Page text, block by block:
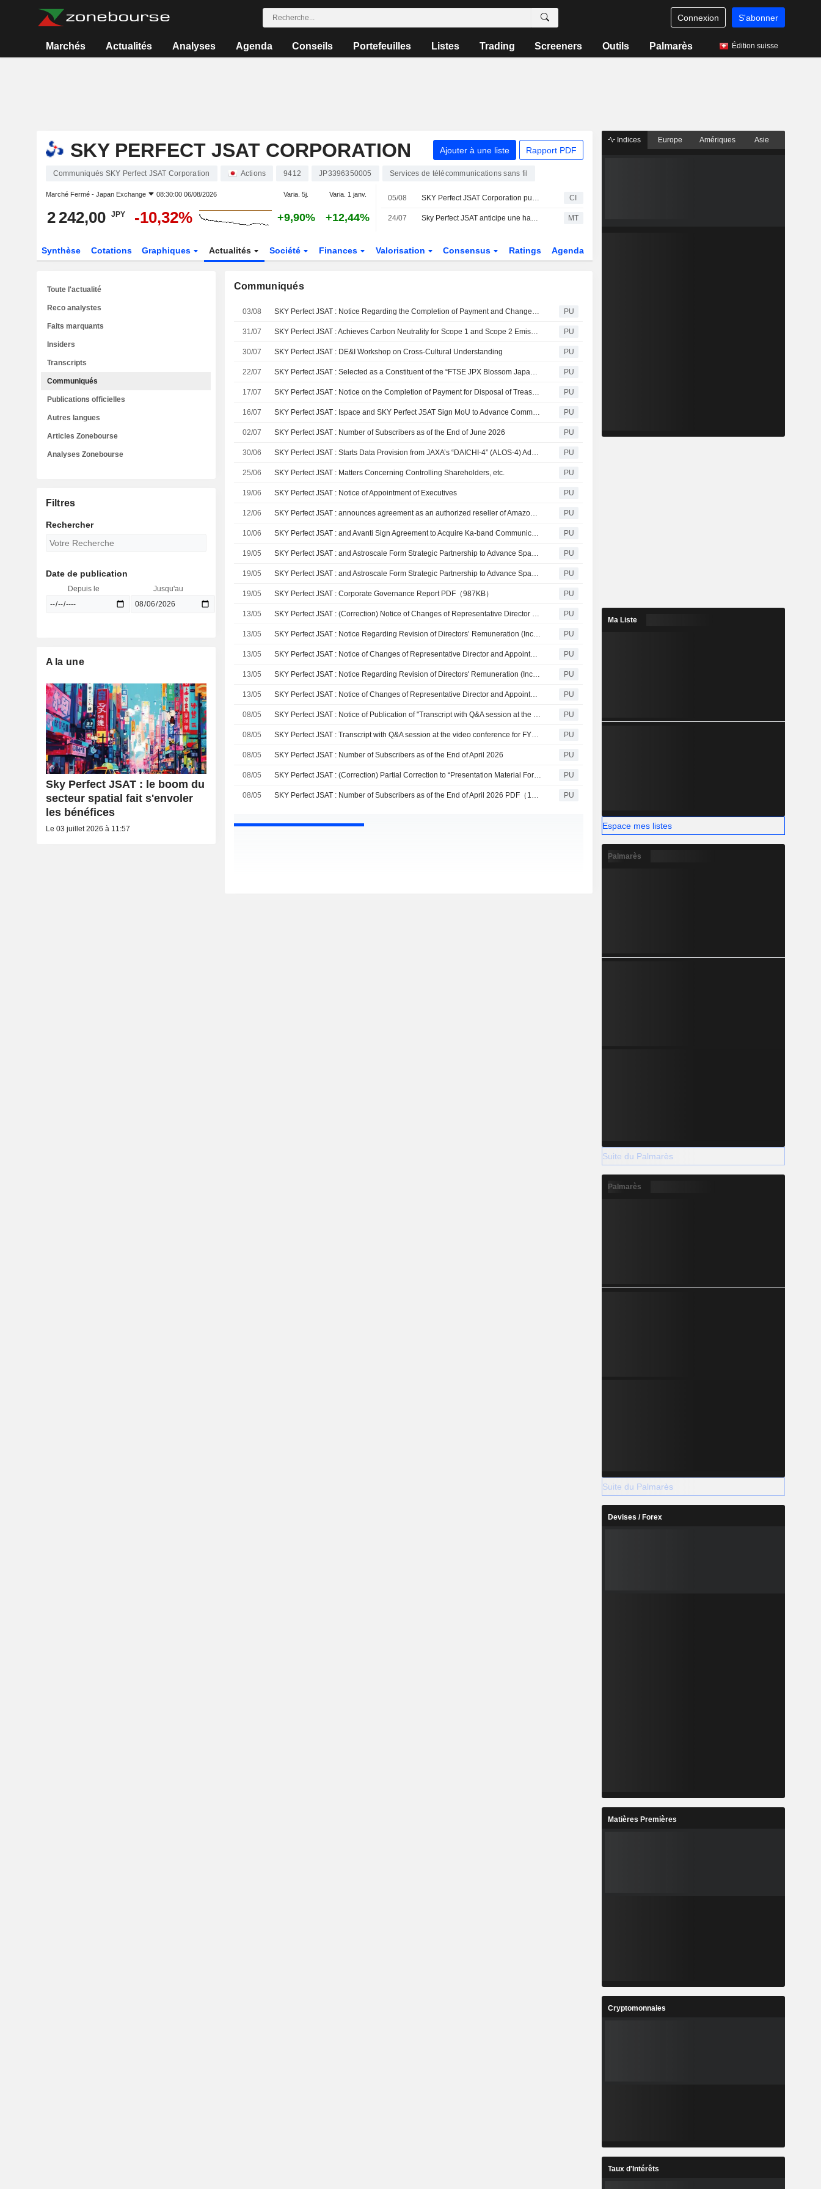
Connexion S'abonner
Marchés Actualités Analyses Agenda Conseils Portefeuilles Listes Trading Screeners Outils Palmarès Édition suisse
SKY PERFECT JSAT CORPORATION Ajouter à une liste Rapport PDF
Communiqués SKY Perfect JSAT Corporation Actions 9412 JP3396350005 Services de télécommunications sans fil
Marché Fermé - Japan Exchange 08:30:00 06/08/2026 Varia. 5j. Varia. 1 janv.
2 242,00 JPY -10,32% +9,90% +12,44%
05/08 SKY Perfect JSAT Corporation publie ses résultats pour le premier trimestre clos le 30 juin 2026 CI
24/07 Sky Perfect JSAT anticipe une hausse de la demande de services d'imagerie satellite en Asie du Sud-Est MT
Synthèse Cotations Graphiques Actualités Société Finances Valorisation Consensus Ratings Agenda
Communiqués
03/08 SKY Perfect JSAT : Notice Regarding the Completion of Payment and Changes in the Number of Shares in Connection w... PU
31/07 SKY Perfect JSAT : Achieves Carbon Neutrality for Scope 1 and Scope 2 Emissions Ac... PU
30/07 SKY Perfect JSAT : DE&I Workshop on Cross-Cultural Understanding PU
22/07 SKY Perfect JSAT : Selected as a Constituent of the “FTSE JPX Blossom Japan Index” and “FTSE JP... PU
17/07 SKY Perfect JSAT : Notice on the Completion of Payment for Disposal of Treasury Stock as Remuneration for Boad Di... PU
16/07 SKY Perfect JSAT : Ispace and SKY Perfect JSAT Sign MoU to Advance Commercial Communications Infrastructure for ... PU
02/07 SKY Perfect JSAT : Number of Subscribers as of the End of June 2026 PU
30/06 SKY Perfect JSAT : Starts Data Provision from JAXA’s “DAICHI-4” (ALOS-4) Advanced Radar Satelli... PU
25/06 SKY Perfect JSAT : Matters Concerning Controlling Shareholders, etc. PU
19/06 SKY Perfect JSAT : Notice of Appointment of Executives PU
12/06 SKY Perfect JSAT : announces agreement as an authorized reseller of Amazon Leo to bring high-spe... PU
10/06 SKY Perfect JSAT : and Avanti Sign Agreement to Acquire Ka-band Communications Satellite “HYLAS... PU
19/05 SKY Perfect JSAT : and Astroscale Form Strategic Partnership to Advance Space Infrastructure Dev... PU
19/05 SKY Perfect JSAT : and Astroscale Form Strategic Partnership to Advance Space Infrastructure Development PDF（241KB） PU
19/05 SKY Perfect JSAT : Corporate Governance Report PDF（987KB） PU
13/05 SKY Perfect JSAT : (Correction) Notice of Changes of Representative Director and Appointment of Executives PDF（206KB） PU
13/05 SKY Perfect JSAT : Notice Regarding Revision of Directors’ Remuneration (Including Remuneration for Granting of ... PU
13/05 SKY Perfect JSAT : Notice of Changes of Representative Director and Appointment of Executives PU
13/05 SKY Perfect JSAT : Notice Regarding Revision of Directors' Remuneration (Including Remuneration for Granting of Restricted Stock) PDF（120KB） PU
13/05 SKY Perfect JSAT : Notice of Changes of Representative Director and Appointment of Executives PDF（230KB） PU
08/05 SKY Perfect JSAT : Notice of Publication of "Transcript with Q&A session at the video conference for FY2025" PDF（165KB） PU
08/05 SKY Perfect JSAT : Transcript with Q&A session at the video conference for FY2025 PDF（3,434KB） PU
08/05 SKY Perfect JSAT : Number of Subscribers as of the End of April 2026 PU
08/05 SKY Perfect JSAT : (Correction) Partial Correction to “Presentation Material For FY2025” PU
08/05 SKY Perfect JSAT : Number of Subscribers as of the End of April 2026 PDF（171KB） PU
Toute l'actualité
Reco analystes
Faits marquants
Insiders
Transcripts
Communiqués
Publications officielles
Autres langues
Articles Zonebourse
Analyses Zonebourse
Filtres
Rechercher
Date de publication
Depuis le Jusqu'au
A la une
Sky Perfect JSAT : le boom du
secteur spatial fait s'envoler
les bénéfices
Le 03 juillet 2026 à 11:57
Indices Europe Amériques Asie
Ma Liste
Espace mes listes
Palmarès
Suite du Palmarès
Palmarès
Suite du Palmarès
Devises / Forex
Matières Premières
Cryptomonnaies
Taux d'Intérêts